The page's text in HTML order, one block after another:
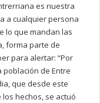
es nuestra
a cualquier persona
lo que mandan las
forma parte de
para alertar: “Por
de Entre
que desde este
hechos, se actuó